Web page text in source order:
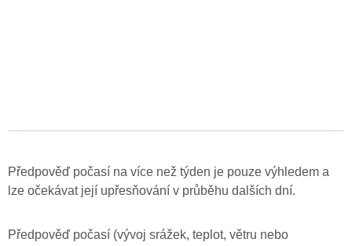
Předpověď počasí na více než týden je pouze výhledem a
lze očekávat její upřesňování v průběhu dalších dní.
Předpověď počasí (vývoj srážek, teplot, větru nebo